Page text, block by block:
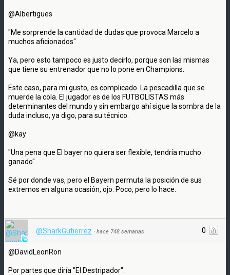
@Albertigues
"Me sorprende la cantidad de dudas que provoca Marcelo a
muchos aficionados"
Ya, pero esto tampoco es justo decirlo, porque son las mismas
que tiene su entrenador que no lo pone en Champions.
Este caso, para mi gusto, es complicado. La pescadilla que se
muerde la cola. El jugador es de los FUTBOLISTAS más
determinantes del mundo y sin embargo ahí sigue la sombra de la
duda incluso, ya digo, para su técnico.
@kay
"Una pena que El bayer no quiera ser flexible, tendría mucho
ganado"
Sé por donde vas, pero el Bayern permuta la posición de sus
extremos en alguna ocasión, ojo. Poco, pero lo hace.
0
@SharkGutierrez · hace 748 semanas
@DavidLeonRon
Por partes que diría "El Destripador".